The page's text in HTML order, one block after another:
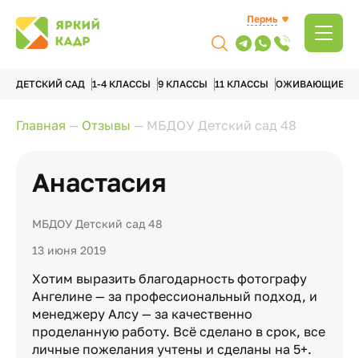
Пермь
ДЕТСКИЙ САД 1-4 КЛАССЫ 9 КЛАССЫ 11 КЛАССЫ ОЖИВАЮЩИЕ
Главная — Отзывы — МБДОУ Детский сад 48
Анастасия
МБДОУ Детский сад 48
13 июня 2019
Хотим выразить благодарность фотографу
Ангелине — за профессиональный подход, и
менеджеру Алсу — за качественно
проделанную работу. Всё сделано в срок, все
личные пожелания учтены и сделаны на 5+.